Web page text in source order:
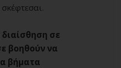
διαίσθηση σε
βοηθούν να
βήματα